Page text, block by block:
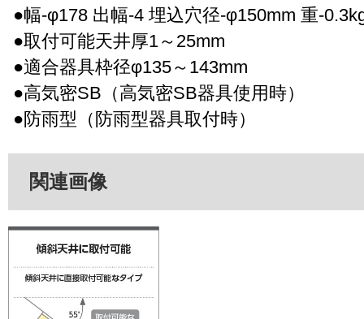
●幅-φ178 出幅-4 埋込穴径-φ150mm 重-
●取付可能天井厚1～25mm
●適合器具枠径φ135～143mm
●高気密SB（高気密SB器具使用時）
●防雨型（防雨型器具取付時）
関連画像